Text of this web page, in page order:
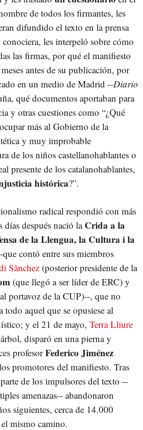
de todos los firmantes, les
difundido el texto en la prensa
les interpeló sobre cómo
las firmas, por qué el manifiesto
antes de su publicación, por
en un medio de Madrid --Diario
qué documentos aportaban para
y otras cuestiones como “¿Qué
más al Gobierno de la
y muy improbable
de los niños castellanohablantes o
presente de los catalanohablantes,
histórica?”.
radical respondió con más
después nació la Crida a la
de la Llengua, la Cultura i la
que contó entre sus miembros
Sànchez (posterior presidente de la
(que llegó a ser líder de ERC) y
portavoz de la CUP)--, que no
aquel que se opusiese al
y el 21 de mayo, Terra Lliure
disparó en una pierna y
profesorFederico Jiménez
promotores del manifiesto. Tras
de los impulsores del texto --
amenazas-- abandonaron
siguientes, cerca de 14.000
mismo camino.